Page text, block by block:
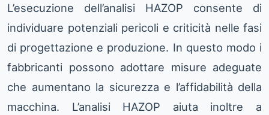
L’esecuzione dell’analisi HAZOP consente di
individuare potenziali pericoli e criticità nelle fasi
di progettazione e produzione. In questo modo i
fabbricanti possono adottare misure adeguate
che aumentano la sicurezza e l’affidabilità della
macchina. L’analisi HAZOP aiuta inoltre a